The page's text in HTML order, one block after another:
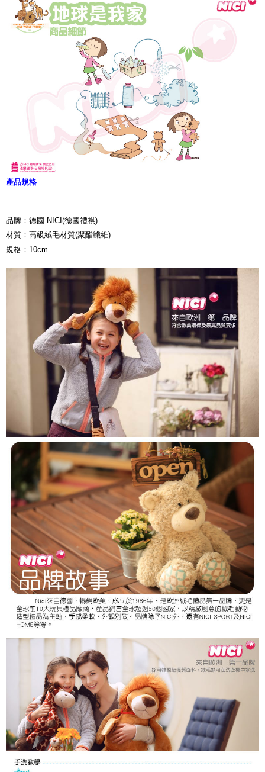
產品規格
品牌：德國 NICI(德國禮祺)
材質：高級絨毛材質(聚酯纖維)
規格：10cm